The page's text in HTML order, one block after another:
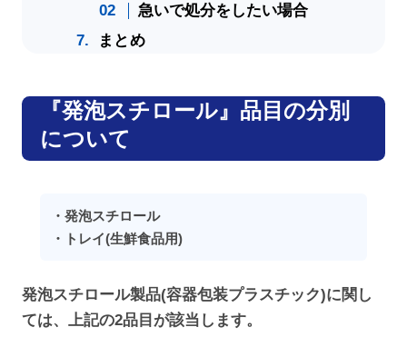
急いで処分をしたい場合
まとめ
『発泡スチロール』品目の分別
について
・発泡スチロール
・トレイ(生鮮食品用)
発泡スチロール製品(容器包装プラスチック)に関し
ては、上記の2品目が該当します。